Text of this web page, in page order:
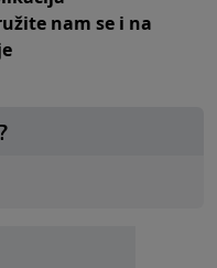
nam se i na